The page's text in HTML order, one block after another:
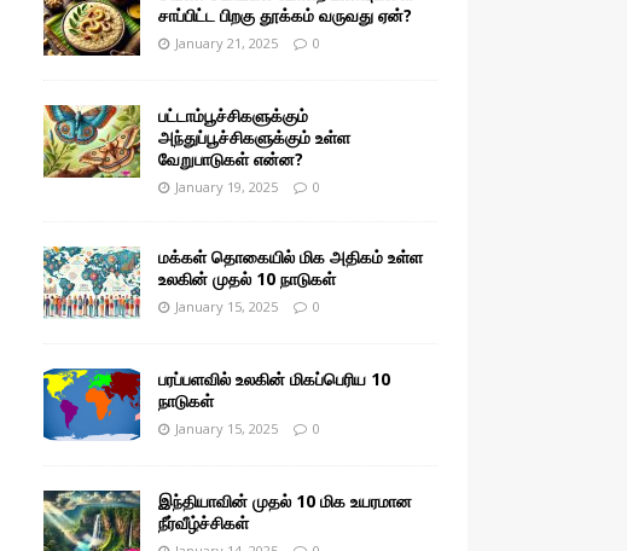
சாப்பிட்ட பிறகு தூக்கம் வருவது ஏன்?
January 21, 2025 0
பட்டாம்பூச்சிகளுக்கும்
அந்துப்பூச்சிகளுக்கும் உள்ள
வேறுபாடுகள் என்ன?
January 19, 2025 0
மக்கள் தொகையில் மிக அதிகம் உள்ள
உலகின் முதல் 10 நாடுகள்
January 15, 2025 0
பரப்பளவில் உலகின் மிகப்பெரிய 10
நாடுகள்
January 15, 2025 0
இந்தியாவின் முதல் 10 மிக உயரமான
நீர்வீழ்ச்சிகள்